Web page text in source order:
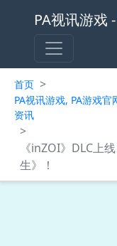
PA视讯游戏
首页 >
PA视讯游戏, PA游戏
资讯
>
《inZOI》DLC上
生》！